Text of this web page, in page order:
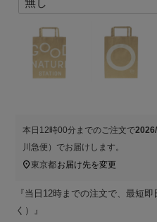
本日 12時00分 までのご注文で
川急便） でお届けします。
東京都お届け先を変更
『当日12時までの注文で、最短
く）』